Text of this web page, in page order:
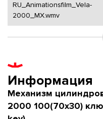
RU_Animationsfilm_Vela-
2000_MX.wmv
Информация
Механизм
2000 100(70x30)